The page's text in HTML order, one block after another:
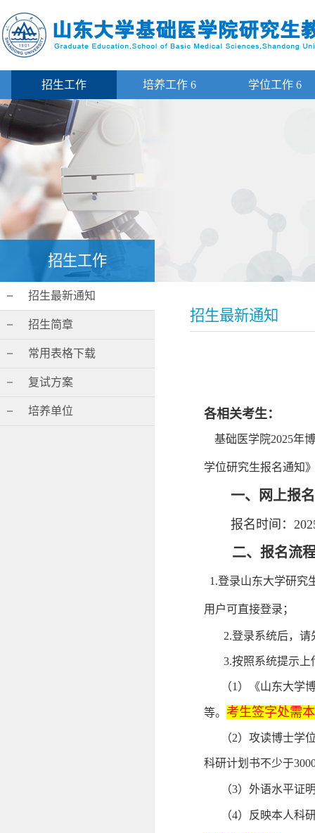
招生工作 培养工作 6 学位工作 6
招生工作
招生最新通知
招生简章
常用表格下载
复试方案
培养单位
招生最新通知
各相关考生：
基础医学院2025年
学位研究生报名通知
一、网上报
报名时间：
二、报名流程
1.登录山东大学研究
用户可直接登录；
2.登录系统后，请
3.按照系统提示上
（1）《山东大学
等。 考生签字处需
（2）攻读博士学
科研计划书不少于
（3）外语水平证
（4）反映本人科